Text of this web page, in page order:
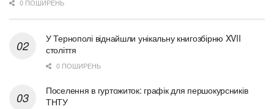
0 ПОШИРЕНЬ
У Тернополі віднайшли унікальну книгозбірню XVII
століття
0 ПОШИРЕНЬ
Поселення в гуртожиток: графік для першокурсників
ТНТУ